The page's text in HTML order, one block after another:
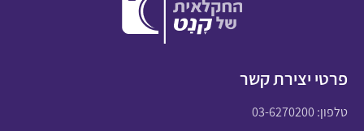
פרטי יצירת קשר
טלפון:03-6270200